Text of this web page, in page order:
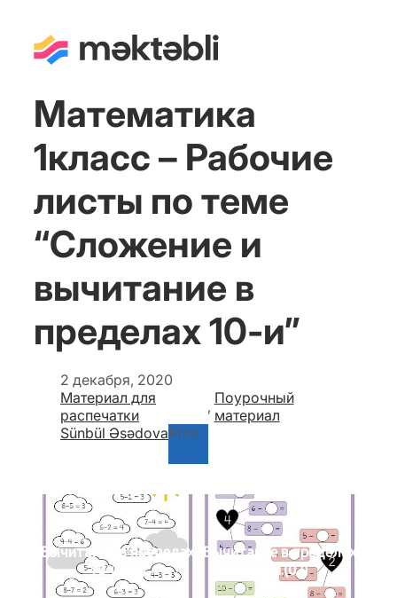
Математика
1класс – Рабочие
листы по теме
“Сложение и
вычитание в
пределах 10-и”
2 декабря, 2020
Материал для
распечатки
, Поурочный
материал
Sünbül ƏsədovaPrint
Вычитание в пределах
10-и.(01)
Вычитание в пределах
10-и.(02)